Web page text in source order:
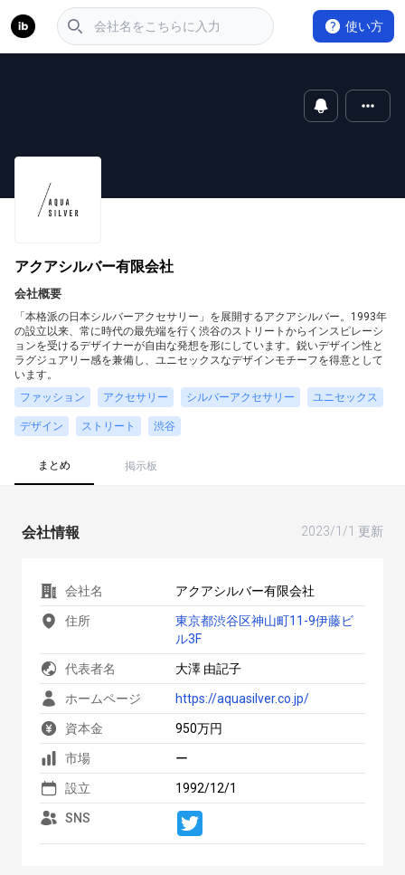
使い方
アクアシルバー有限会社
会社概要
「本格派の日本シルバーアクセサリー」を展開するアクアシルバー。1993年
の設立以来、常に時代の最先端を行く渋谷のストリートからインスピレーシ
ョンを受けるデザイナーが自由な発想を形にしています。鋭いデザイン性と
ラグジュアリー感を兼備し、ユニセックスなデザインモチーフを得意として
います。
ファッション
アクセサリー シルバーアクセサリー ユニセックス
デザイン ストリート 渋谷
まとめ 掲示板
会社情報 2023/1/1 更新
会社名 アクアシルバー有限会社
住所
東京都渋谷区神山町11-9伊藤ビ
ル3F
代表者名 大澤 由記子
ホームページ https://aquasilver.co.jp/
資本金 950万円
市場 ー
設立 1992/12/1
SNS